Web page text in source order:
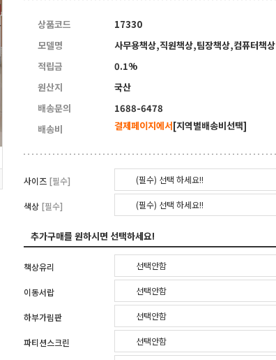
상품코드
17330
모델명
사무용책상,직원책상,팀장책상,컴퓨터책상
적립금
0.1%
원산지
국산
배송문의
1688-6478
배송비
결제페이지에서[지역별배송비선택]
사이즈 [필수] (필수) 선택 하세요!!
색상 [필수] (필수) 선택 하세요!!
추가구매를 원하시면 선택하세요!
책상유리 선택안함
이동서랍 선택안함
하부가림판 선택안함
파티션스크린 선택안함